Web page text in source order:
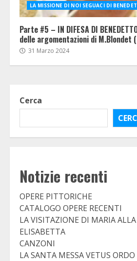
LA MISSIONE DI NOI SEGUACI DI
Parte #5 – IN DIFESA DI
delle argomentazioni di M.Blondet
31 Marzo 2024
Cerca
Notizie recenti
OPERE PITTORICHE
CATALOGO OPERE RECENTI
LA VISITAZIONE DI MARIA
ELISABETTA
CANZONI
LA SANTA MESSA VETUS ORDO